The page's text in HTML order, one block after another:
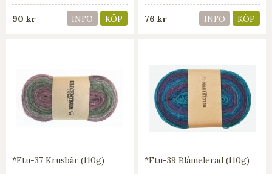
90 kr INFO KÖP 76 kr INFO KÖP
*Ftu-37 Krusbär (110g) *Ftu-39 Blåmelerad (110g)